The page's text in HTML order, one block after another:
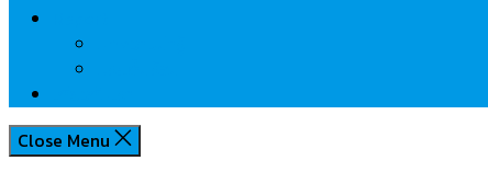
Close Menu